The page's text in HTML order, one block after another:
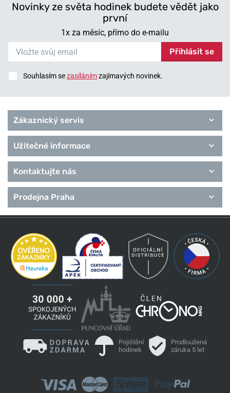
Novinky ze světa hodinek budete vědět jako
první
1x za měsíc, přímo do e-mailu
Přihlásit se
Souhlasím sezasílánímzajímavých novinek.
Zákaznický servis
Užitečné informace
Kontaktujte nás
Prodejna Praha
Pojištění
hodinek
Prodloužená
záruka 5 let